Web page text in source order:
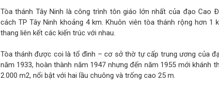
Tòa thánh Tây Ninh là công trình tôn giáo lớn nhất của đạo Cao
cách TP Tây Ninh khoảng 4 km. Khuôn viên tòa thánh rộng hơn 1
thang liên kết các kiến trúc với nhau.
Tòa thánh được coi là tổ đình – cơ sở thờ tự cấp trung ương của
năm 1933, hoàn thành năm 1947 nhưng đến năm 1955 mới khánh
2.000 m2, nổi bật với hai lầu chuông và trống cao 25 m.